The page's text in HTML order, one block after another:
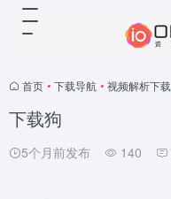
首页 • 下载导航 • 视频解析下载
下载狗
5个月前发布 140